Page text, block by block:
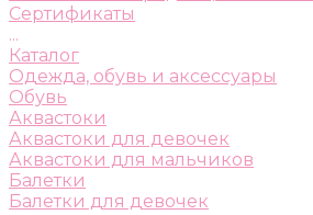
Сертификаты
...
Каталог
Одежда, обувь и аксессуары
Обувь
Аквастоки
Аквастоки для девочек
Аквастоки для мальчиков
Балетки
Балетки для девочек